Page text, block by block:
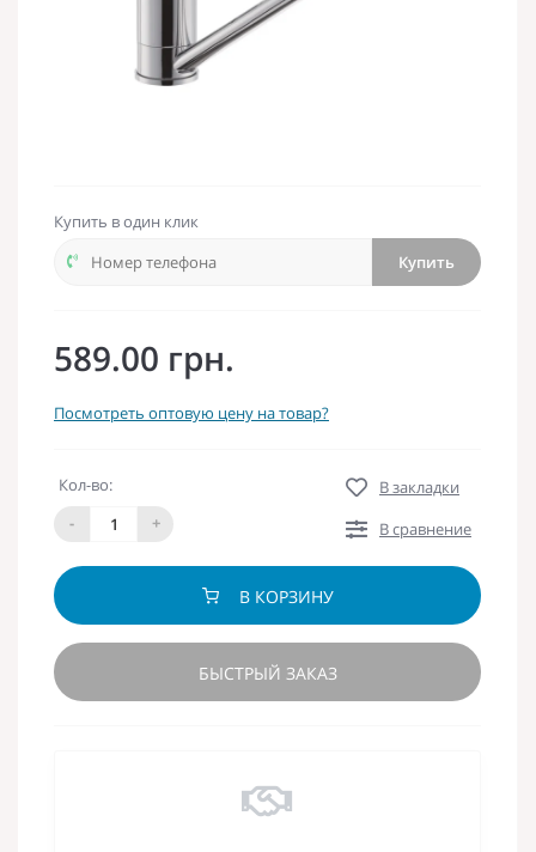
Купить в один клик
Купить
589.00 грн.
Посмотреть оптовую цену на товар?
Кол-во:
-
+
В закладки
В сравнение
В КОРЗИНУ
БЫСТРЫЙ ЗАКАЗ